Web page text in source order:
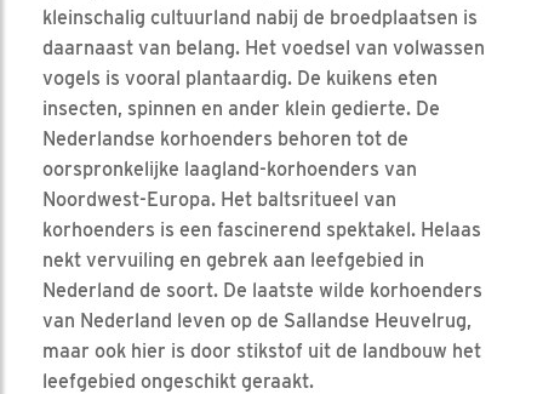
kleinschalig cultuurland nabij de broedplaatsen is
daarnaast van belang. Het voedsel van volwassen
vogels is vooral plantaardig. De kuikens eten
insecten, spinnen en ander klein gedierte. De
Nederlandse korhoenders behoren tot de
oorspronkelijke laagland-korhoenders van
Noordwest-Europa. Het baltsritueel van
korhoenders is een fascinerend spektakel. Helaas
nekt vervuiling en gebrek aan leefgebied in
Nederland de soort. De laatste wilde korhoenders
van Nederland leven op de Sallandse Heuvelrug,
maar ook hier is door stikstof uit de landbouw het
leefgebied ongeschikt geraakt.